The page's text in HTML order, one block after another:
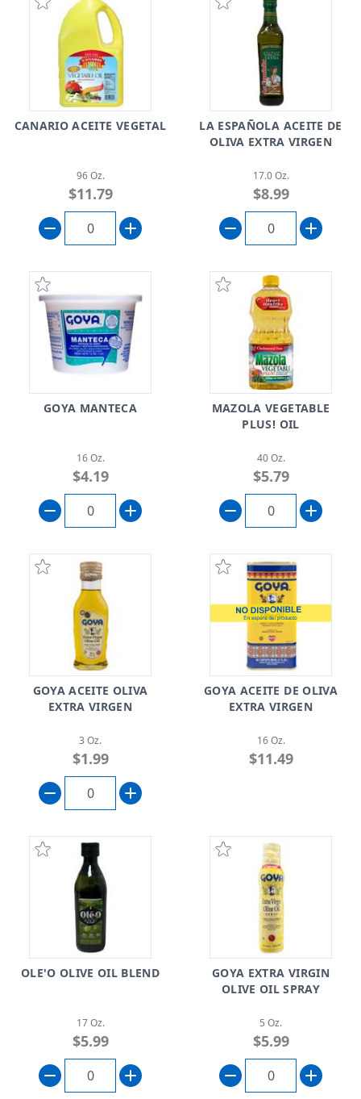
CANARIO ACEITE VEGETAL
96 Oz.
$11.79
LA ESPAÑOLA ACEITE DE
OLIVA EXTRA VIRGEN
17.0 Oz.
$8.99
GOYA MANTECA
16 Oz.
$4.19
MAZOLA VEGETABLE
PLUS! OIL
40 Oz.
$5.79
GOYA ACEITE OLIVA
EXTRA VIRGEN
3 Oz.
$1.99
GOYA ACEITE DE OLIVA
EXTRA VIRGEN
16 Oz.
$11.49
OLE'O OLIVE OIL BLEND
17 Oz.
$5.99
GOYA EXTRA VIRGIN
OLIVE OIL SPRAY
5 Oz.
$5.99